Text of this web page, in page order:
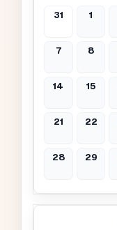
31 1
7 8
14 15
21 22
28 29